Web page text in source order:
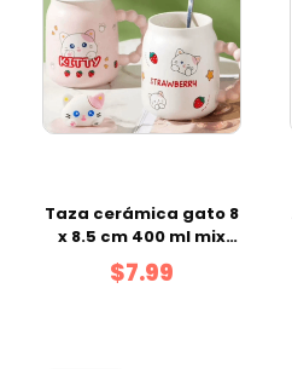
Taza cerámica gato 8
x 8.5 cm 400 ml mix
color
$7.99